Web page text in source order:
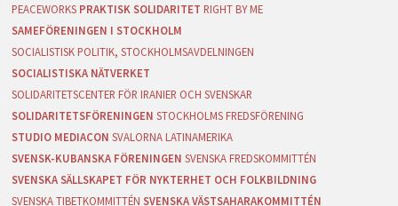
PEACEWORKS PRAKTISK SOLIDARITET RIGHT BY ME
SAMEFÖRENINGEN I STOCKHOLM
SOCIALISTISK POLITIK, STOCKHOLMSAVDELNINGEN
SOCIALISTISKA NÄTVERKET
SOLIDARITETSCENTER FÖR IRANIER OCH SVENSKAR
SOLIDARITETSFÖRENINGEN STOCKHOLMS FREDSFÖRENING
STUDIO MEDIACON SVALORNA LATINAMERIKA
SVENSK-KUBANSKA FÖRENINGEN SVENSKA FREDSKOMMITTÉN
SVENSKA SÄLLSKAPET FÖR NYKTERHET OCH FOLKBILDNING
SVENSKA TIBETKOMMITTÉN SVENSKA VÄSTSAHARAKOMMITTÉN